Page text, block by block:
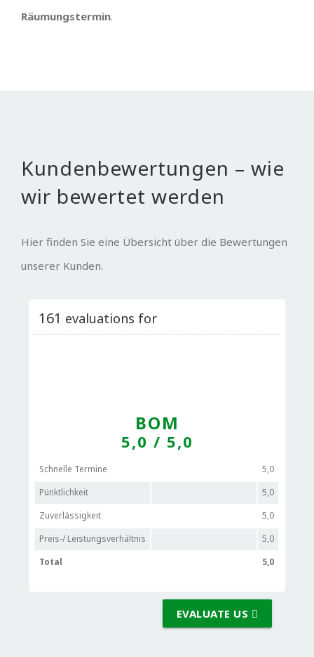
Räumungstermin.
Kundenbewertungen – wie
wir bewertet werden
Hier finden Sie eine Übersicht über die Bewertungen
unserer Kunden.
161 evaluations for
BOM
5,0 / 5,0
Schnelle Termine
5,0
Pünktlichkeit
5,0
Zuverlässigkeit
5,0
Preis-/ Leistungsverhältnis
5,0
Total
5,0
EVALUATE US